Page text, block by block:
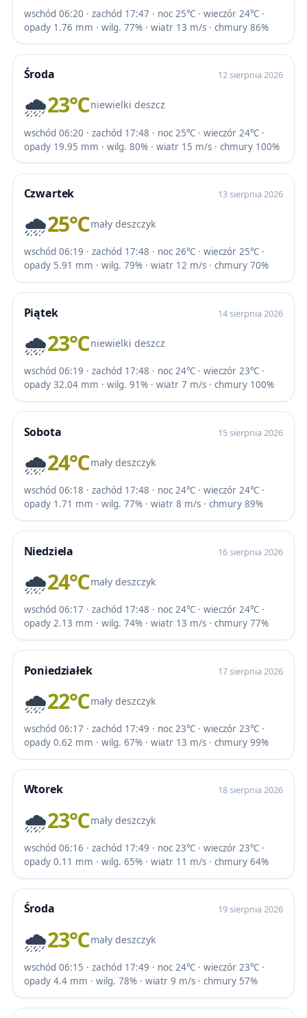
wschód 06:20 · zachód 17:47 · noc 25℃ · wieczór 24℃ ·
opady 1.76 mm · wilg. 77% · wiatr 13 m/s · chmury 86%
Środa 12 sierpnia 2026
🌧️23℃niewielki deszcz
wschód 06:20 · zachód 17:48 · noc 25℃ · wieczór 24℃ ·
opady 19.95 mm · wilg. 80% · wiatr 15 m/s · chmury 100%
Czwartek 13 sierpnia 2026
🌧️25℃mały deszczyk
wschód 06:19 · zachód 17:48 · noc 26℃ · wieczór 25℃ ·
opady 5.91 mm · wilg. 79% · wiatr 12 m/s · chmury 70%
Piątek 14 sierpnia 2026
🌧️23℃niewielki deszcz
wschód 06:19 · zachód 17:48 · noc 24℃ · wieczór 23℃ ·
opady 32.04 mm · wilg. 91% · wiatr 7 m/s · chmury 100%
Sobota 15 sierpnia 2026
🌧️24℃mały deszczyk
wschód 06:18 · zachód 17:48 · noc 24℃ · wieczór 24℃ ·
opady 1.71 mm · wilg. 77% · wiatr 8 m/s · chmury 89%
Niedziela 16 sierpnia 2026
🌧️24℃mały deszczyk
wschód 06:17 · zachód 17:48 · noc 24℃ · wieczór 24℃ ·
opady 2.13 mm · wilg. 74% · wiatr 13 m/s · chmury 77%
Poniedziałek 17 sierpnia 2026
🌧️22℃mały deszczyk
wschód 06:17 · zachód 17:49 · noc 23℃ · wieczór 23℃ ·
opady 0.62 mm · wilg. 67% · wiatr 13 m/s · chmury 99%
Wtorek 18 sierpnia 2026
🌧️23℃mały deszczyk
wschód 06:16 · zachód 17:49 · noc 23℃ · wieczór 23℃ ·
opady 0.11 mm · wilg. 65% · wiatr 11 m/s · chmury 64%
Środa 19 sierpnia 2026
🌧️23℃mały deszczyk
wschód 06:15 · zachód 17:49 · noc 24℃ · wieczór 23℃ ·
opady 4.4 mm · wilg. 78% · wiatr 9 m/s · chmury 57%